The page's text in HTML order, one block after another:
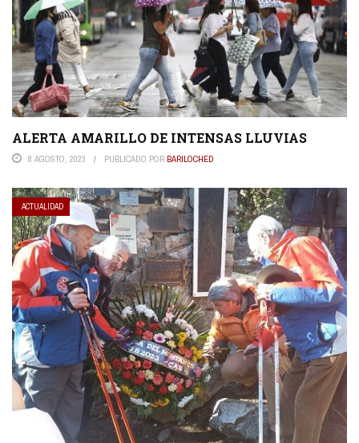
ALERTA AMARILLO DE INTENSAS LLUVIAS
8 AGOSTO, 2023 PUBLICADO POR BARILOCHED
ACTUALIDAD